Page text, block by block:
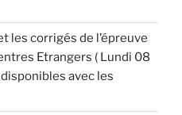
les corrigés de l’épreuve
Etrangers ( Lundi 08
avec les